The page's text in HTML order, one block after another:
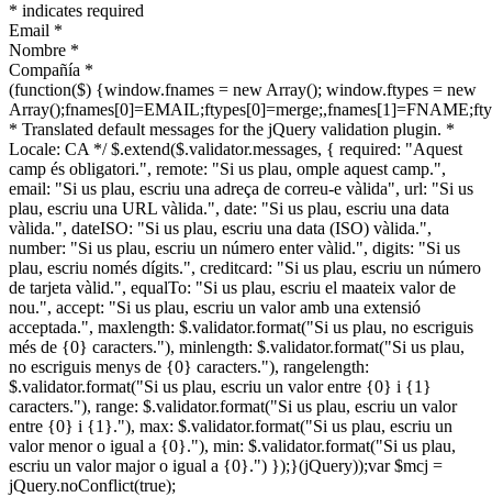
* indicates required
Email *
Nombre *
Compañía *
(function($) {window.fnames = new Array(); window.ftypes = new
* Translated default messages for the jQuery validation plugin. *
Locale: CA */ $.extend($.validator.messages, { required: "Aquest
camp és obligatori.", remote: "Si us plau, omple aquest camp.",
email: "Si us plau, escriu una adreça de correu-e vàlida", url: "Si us
plau, escriu una URL vàlida.", date: "Si us plau, escriu una data
vàlida.", dateISO: "Si us plau, escriu una data (ISO) vàlida.",
number: "Si us plau, escriu un número enter vàlid.", digits: "Si us
plau, escriu només dígits.", creditcard: "Si us plau, escriu un número
de tarjeta vàlid.", equalTo: "Si us plau, escriu el maateix valor de
nou.", accept: "Si us plau, escriu un valor amb una extensió
acceptada.", maxlength: $.validator.format("Si us plau, no escriguis
més de {0} caracters."), minlength: $.validator.format("Si us plau,
no escriguis menys de {0} caracters."), rangelength:
$.validator.format("Si us plau, escriu un valor entre {0} i {1}
caracters."), range: $.validator.format("Si us plau, escriu un valor
entre {0} i {1}."), max: $.validator.format("Si us plau, escriu un
valor menor o igual a {0}."), min: $.validator.format("Si us plau,
escriu un valor major o igual a {0}.") });}(jQuery));var $mcj =
jQuery.noConflict(true);